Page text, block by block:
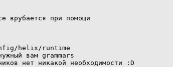
врубается при помощи
helix/runtime
вам grammars
нет никакой необходимости :D